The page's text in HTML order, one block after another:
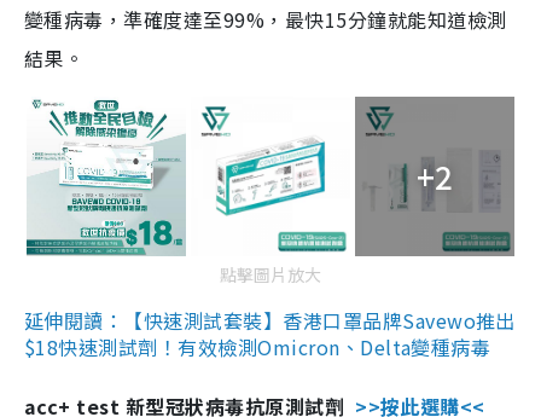
變種病毒，準確度達至99%，最快15分鐘就能知道檢測
結果。
+2
點擊圖片放大
延伸閱讀：【快速測試套裝】香港口罩品牌Savewo推出
$18快速測試劑！有效檢測Omicron、Delta變種病毒
acc+ test 新型冠狀病毒抗原測試劑 >>按此選購<<